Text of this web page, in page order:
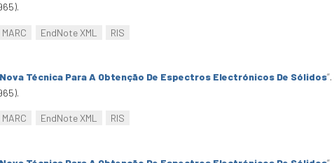
MARC EndNote XML RIS
Nova Técnica Para A Obtenção De Espectros Electrónicos De Sólidos”.
MARC EndNote XML RIS